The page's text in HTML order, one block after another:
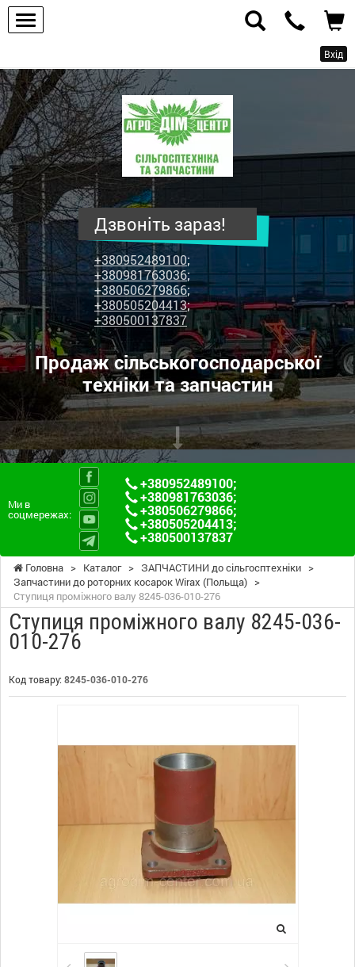
Вхід
ПП
"Агродім-
центр"
-
продаж
сільськогосподарської
техніки
та
запчастин
Дзвоніть зараз!
+380952489100;
+380981763036;
+380506279866;
+380505204413;
+380500137837
Продаж сільськогосподарської
техніки та запчастин
Ми в
соцмережах:
+380952489100;
+380981763036;
+380506279866;
+380505204413;
+380500137837
Головна > Каталог > ЗАПЧАСТИНИ до сільгосптехніки >
Запчастини до роторних косарок Wirax (Польща) >
Ступиця проміжного валу 8245-036-010-276
Ступиця проміжного валу 8245-036-
010-276
Код товару: 8245-036-010-276